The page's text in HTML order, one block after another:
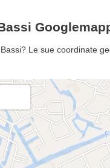
Le sue coordinate